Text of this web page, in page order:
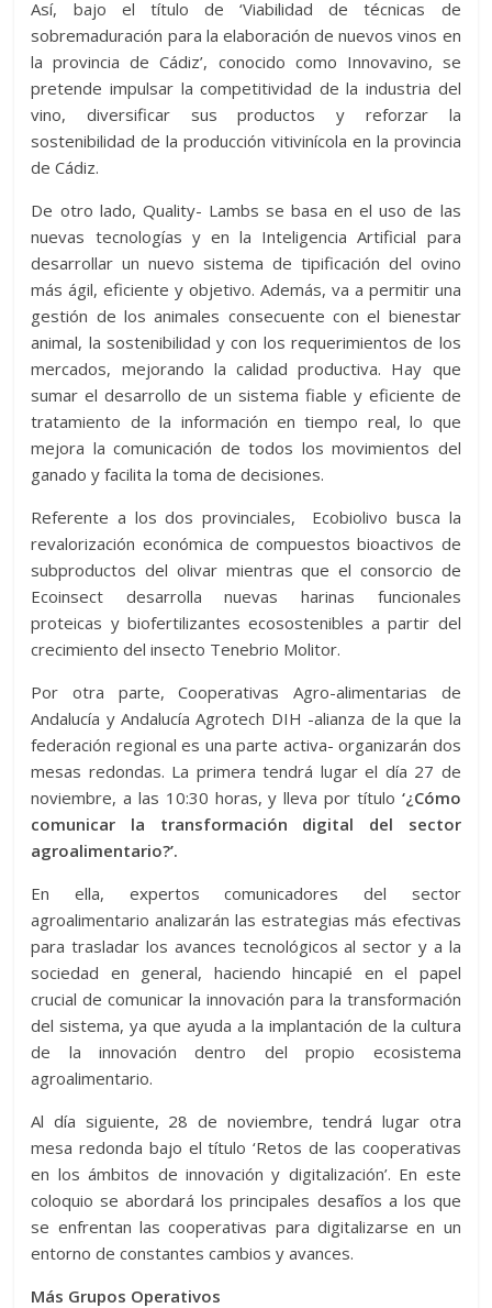
Así, bajo el título de ‘Viabilidad de técnicas de
sobremaduración para la elaboración de nuevos vinos en
la provincia de Cádiz’, conocido como Innovavino, se
pretende impulsar la competitividad de la industria del
vino, diversificar sus productos y reforzar la
sostenibilidad de la producción vitivinícola en la provincia
de Cádiz.
De otro lado, Quality- Lambs se basa en el uso de las
nuevas tecnologías y en la Inteligencia Artificial para
desarrollar un nuevo sistema de tipificación del ovino
más ágil, eficiente y objetivo. Además, va a permitir una
gestión de los animales consecuente con el bienestar
animal, la sostenibilidad y con los requerimientos de los
mercados, mejorando la calidad productiva. Hay que
sumar el desarrollo de un sistema fiable y eficiente de
tratamiento de la información en tiempo real, lo que
mejora la comunicación de todos los movimientos del
ganado y facilita la toma de decisiones.
Referente a los dos provinciales, Ecobiolivo busca la
revalorización económica de compuestos bioactivos de
subproductos del olivar mientras que el consorcio de
Ecoinsect desarrolla nuevas harinas funcionales
proteicas y biofertilizantes ecosostenibles a partir del
crecimiento del insecto Tenebrio Molitor.
Por otra parte, Cooperativas Agro-alimentarias de
Andalucía y Andalucía Agrotech DIH -alianza de la que la
federación regional es una parte activa- organizarán dos
mesas redondas. La primera tendrá lugar el día 27 de
noviembre, a las 10:30 horas, y lleva por título ‘¿Cómo
comunicar la transformación digital del sector
agroalimentario?’.
En ella, expertos comunicadores del sector
agroalimentario analizarán las estrategias más efectivas
para trasladar los avances tecnológicos al sector y a la
sociedad en general, haciendo hincapié en el papel
crucial de comunicar la innovación para la transformación
del sistema, ya que ayuda a la implantación de la cultura
de la innovación dentro del propio ecosistema
agroalimentario.
Al día siguiente, 28 de noviembre, tendrá lugar otra
mesa redonda bajo el título ‘Retos de las cooperativas
en los ámbitos de innovación y digitalización’. En este
coloquio se abordará los principales desafíos a los que
se enfrentan las cooperativas para digitalizarse en un
entorno de constantes cambios y avances.
Más Grupos Operativos